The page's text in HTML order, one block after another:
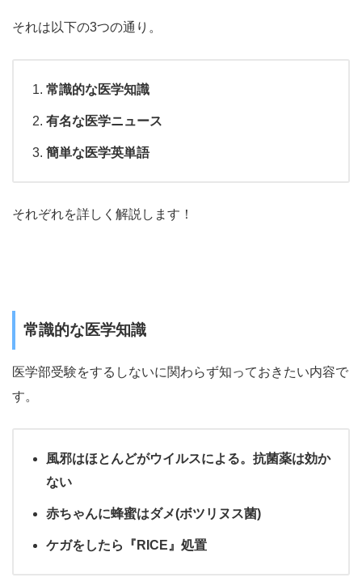
それは以下の3つの通り。
常識的な医学知識
有名な医学ニュース
簡単な医学英単語
それぞれを詳しく解説します！
常識的な医学知識
医学部受験をするしないに関わらず知っておきたい内容で
す。
風邪はほとんどがウイルスによる。抗菌薬は効か
ない
赤ちゃんに蜂蜜はダメ(ボツリヌス菌)
ケガをしたら『RICE』処置